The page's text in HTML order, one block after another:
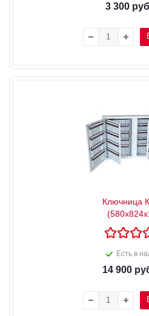
3 300
Ключница
Есть в
14 900